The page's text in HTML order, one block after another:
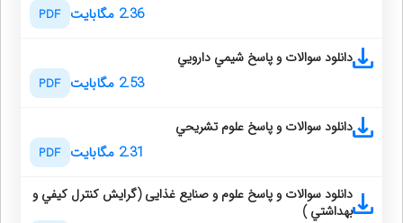
2.36 مگابایت PDF
دانلود سوالات و پاسخ شيمي دارويي
2.53 مگابایت PDF
دانلود سوالات و پاسخ علوم تشريحي
2.31 مگابایت PDF
دانلود سوالات و پاسخ علوم و صنايع غذایی (گرايش كنترل كيفي و
بهداشتي )